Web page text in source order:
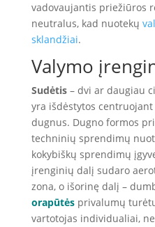
vadovaujantis priežiūros
neutralus, kad nuotekų
sklandžiai.
Valymo
Sudėtis– dvi ar daugiau
yra išdėstytos
dugnus. Dugno formos
techninių sprendimų
kokybiškų sprendimų
įrenginių dalį sudaro
zona, o išorinę dalį –
orapūtėsprivalumų
vartotojas individualiai,